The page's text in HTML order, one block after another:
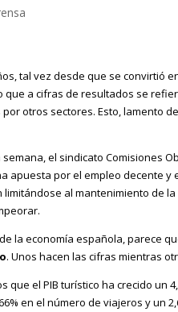
tal vez desde que se convirtió
que a cifras de resultados se
otros sectores. Esto, lamento
el sindicato Comisiones
apuesta por el empleo decente
limitándose al mantenimiento de
la economía española, parece
. Unos hacen las cifras mientras
que el PIB turístico ha crecido un
en el número de viajeros y un